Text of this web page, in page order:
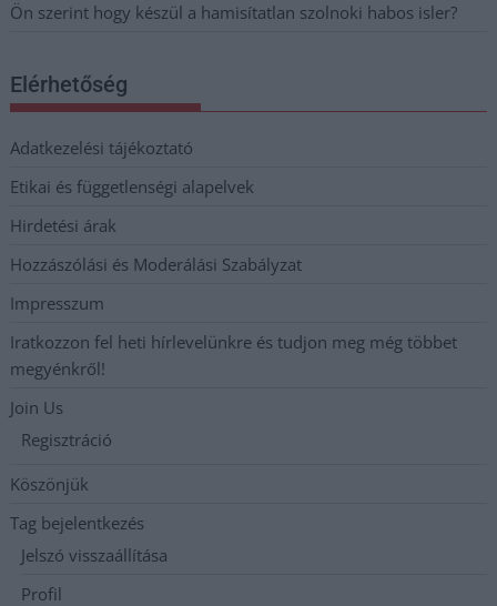
Ön szerint hogy készül a hamisítatlan szolnoki habos isler?
Elérhetőség
Adatkezelési tájékoztató
Etikai és függetlenségi alapelvek
Hirdetési árak
Hozzászólási és Moderálási Szabályzat
Impresszum
Iratkozzon fel heti hírlevelünkre és tudjon meg még többet
megyénkről!
Join Us
Regisztráció
Köszönjük
Tag bejelentkezés
Jelszó visszaállítása
Profil